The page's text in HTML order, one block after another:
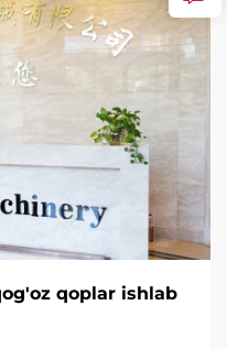
qoplar ishlab